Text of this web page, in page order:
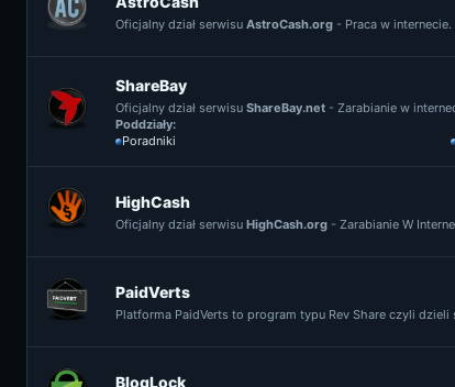
Oficjalny dział serwisu AstroCash.org - Praca w internecie.
ShareBay
Oficjalny dział serwisu ShareBay.net - Zarabianie w
Poddziały:
Poradniki
HighCash
Oficjalny dział serwisu HighCash.org - Zarabianie W
PaidVerts
Platforma PaidVerts to program typu Rev Share czyli
BlogLock